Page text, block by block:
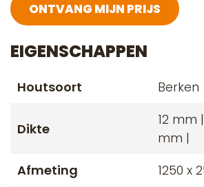
ONTVANG MIJN PRIJS
EIGENSCHAPPEN
Houtsoort Berken
Dikte
12 mm
mm |
Afmeting
1250 x